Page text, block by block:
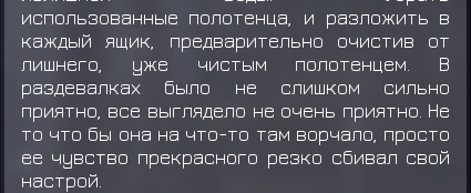
использованные полотенца, и разложить в
каждый ящик, предварительно очистив от
лишнего, уже чистым полотенцем. В
раздевалках было не слишком сильно
приятно, все выглядело не очень приятно. Не
то что бы она на что-то там ворчало, просто
ее чувство прекрасного резко сбивал свой
настрой.